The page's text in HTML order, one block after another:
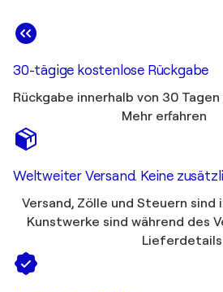
30-tägige kostenlose Rückgabe
Rückgabe innerhalb von 30
Mehr erfahren
Weltweiter Versand. Keine
Versand, Zölle und Steuern sind
Kunstwerke sind während des
Lieferdetails